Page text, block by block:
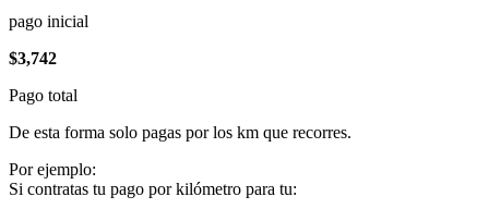
pago inicial
$3,742
Pago total
De esta forma solo pagas por los km que recorres.
Por ejemplo:
Si contratas tu pago por kilómetro para tu: